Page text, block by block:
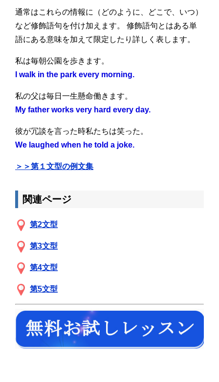
通常はこれらの情報に（どのように、どこで、いつ）
など修飾語句を付け加えます。 修飾語句とはある単
語にある意味を加えて限定したり詳しく表します。
私は毎朝公園を歩きます。
I walk in the park every morning.
私の父は毎日一生懸命働きます。
My father works very hard every day.
彼が冗談を言った時私たちは笑った。
We laughed when he told a joke.
＞＞第１文型の例文集
関連ページ
第2文型
第3文型
第4文型
第5文型